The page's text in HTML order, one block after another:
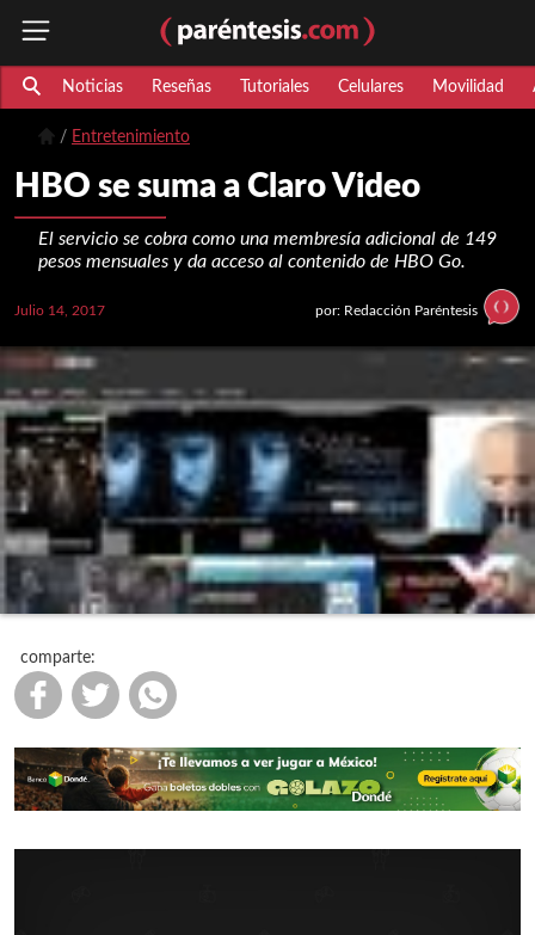
Noticias Reseñas Tutoriales Celulares Movilidad
Entretenimiento
HBO se suma a Claro Video
El servicio se cobra como una membresía adicional de 149
pesos mensuales y da acceso al contenido de HBO Go.
Julio 14, 2017 por: Redacción Paréntesis
comparte: